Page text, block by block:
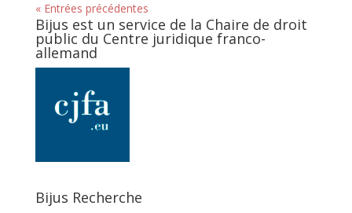
« Entrées précédentes
Bijus est un service de la Chaire de droit
public du Centre juridique franco-
allemand
Bijus Recherche